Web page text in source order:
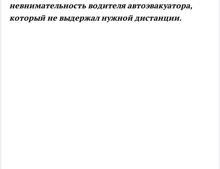
невнимательность водителя автоэвакуатора,
который не выдержал нужной дистанции.